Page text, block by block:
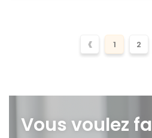
‹ 1 2
Vous voulez